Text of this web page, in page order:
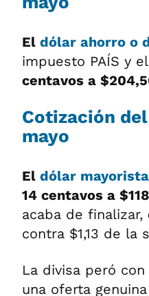
El dólar ahorro o
impuesto PAÍS y
centavos a
Cotización
mayo
El dólar mayorista
14 centavos a
acaba de finalizar,
contra $1,13 de la
La divisa peró
una oferta